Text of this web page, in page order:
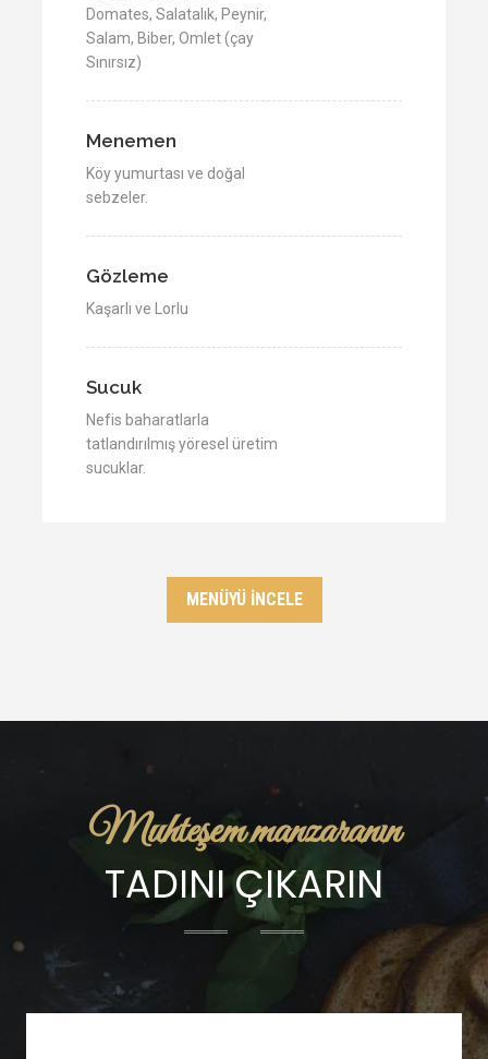
Domates, Salatalık, Peynir,
Salam, Biber, Omlet (çay
Sınırsız)
Menemen
Köy yumurtası ve doğal
sebzeler.
Gözleme
Kaşarlı ve Lorlu
Sucuk
Nefis baharatlarla
tatlandırılmış yöresel üretim
sucuklar.
MENÜYÜ İNCELE
Muhteşem manzaranın
TADINI ÇIKARIN